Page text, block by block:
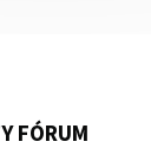
FÓRUM